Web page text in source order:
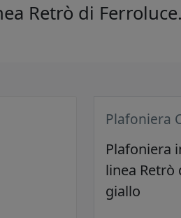
Retrò di
Plafoniera
Plafoniera
linea Retrò
giallo